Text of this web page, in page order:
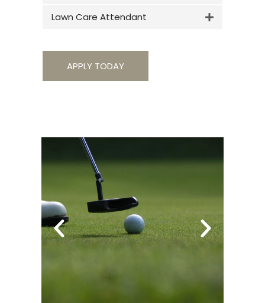
Lawn Care Attendant
APPLY TODAY